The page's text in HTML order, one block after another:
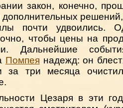
закон, конечно,
решений,
почти удвоились.
чтобы цены на
Дальнейшие
Помпея надежд: он
за три месяца
Цезаря в эти